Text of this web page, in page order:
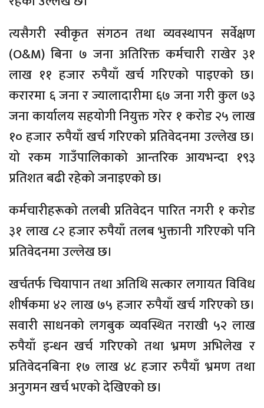
त्यसैगरी स्वीकृत संगठन तथा व्यवस्थापन सर्वेक्षण
(O&M) बिना ७ जना अतिरिक्त कर्मचारी राखेर ३१
लाख ११ हजार रुपैयाँ खर्च गरिएको पाइएको छ।
करारमा ६ जना र ज्यालादारीमा ६७ जना गरी कुल ७३
जना कार्यालय सहयोगी नियुक्त गरेर १ करोड २५ लाख
१० हजार रुपैयाँ खर्च गरिएको प्रतिवेदनमा उल्लेख छ।
यो रकम गाउँपालिकाको आन्तरिक आयभन्दा १९३
प्रतिशत बढी रहेको जनाइएको छ।
कर्मचारीहरूको तलबी प्रतिवेदन पारित नगरी १ करोड
३१ लाख ८२ हजार रुपैयाँ तलब भुक्तानी गरिएको पनि
प्रतिवेदनमा उल्लेख छ।
खर्चतर्फ चियापान तथा अतिथि सत्कार लगायत विविध
शीर्षकमा ४२ लाख ७५ हजार रुपैयाँ खर्च गरिएको छ।
सवारी साधनको लगबुक व्यवस्थित नराखी ५२ लाख
रुपैयाँ इन्धन खर्च गरिएको तथा भ्रमण अभिलेख र
प्रतिवेदनबिना १७ लाख ४८ हजार रुपैयाँ भ्रमण तथा
अनुगमन खर्च भएको देखिएको छ।